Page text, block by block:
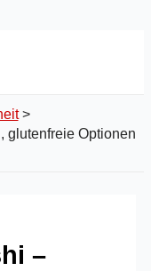
glutenfreie Optionen
–